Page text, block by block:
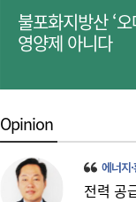
불포화지방산 ‘
영양제 아니다
Opinion
에너지
전력 공